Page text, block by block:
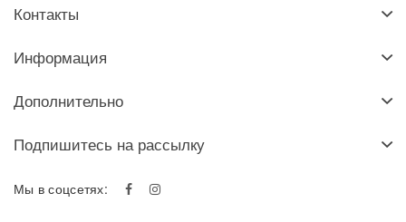
Контакты
Информация
Дополнительно
Подпишитесь на рассылку
Мы в соцсетях: